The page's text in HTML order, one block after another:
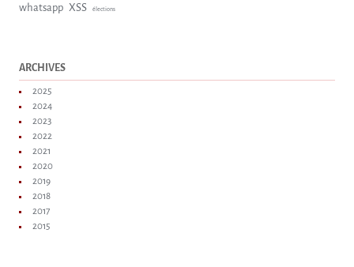
whatsapp XSS élections
ARCHIVES
2025
2024
2023
2022
2021
2020
2019
2018
2017
2015